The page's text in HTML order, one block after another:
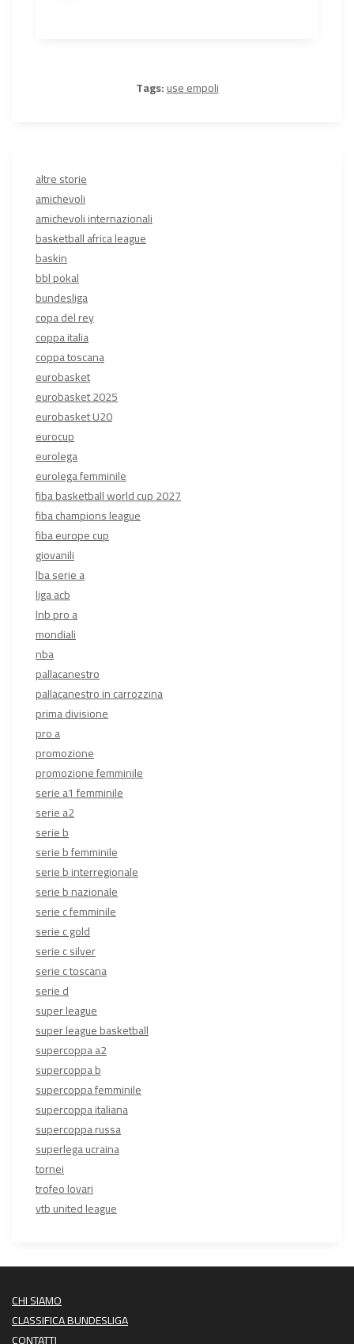
Tags:use empoli
altre storie
amichevoli
amichevoli internazionali
basketball africa league
baskin
bbl pokal
bundesliga
copa del rey
coppa italia
coppa toscana
eurobasket
eurobasket 2025
eurobasket U20
eurocup
eurolega
eurolega femminile
fiba basketball world cup 2027
fiba champions league
fiba europe cup
giovanili
lba serie a
liga acb
lnb pro a
mondiali
nba
pallacanestro
pallacanestro in carrozzina
prima divisione
pro a
promozione
promozione femminile
serie a1 femminile
serie a2
serie b
serie b femminile
serie b interregionale
serie b nazionale
serie c femminile
serie c gold
serie c silver
serie c toscana
serie d
super league
super league basketball
supercoppa a2
supercoppa b
supercoppa femminile
supercoppa italiana
supercoppa russa
superlega ucraina
tornei
trofeo lovari
vtb united league
CHI SIAMO
CLASSIFICA BUNDESLIGA